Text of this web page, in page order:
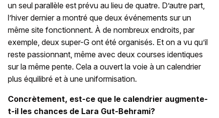
un seul parallèle est prévu au lieu de quatre. D’autre part,
l’hiver dernier a montré que deux événements sur un
même site fonctionnent. À de nombreux endroits, par
exemple, deux super-G ont été organisés. Et on a vu qu’il
reste passionnant, même avec deux courses identiques
sur la même pente. Cela a ouvert la voie à un calendrier
plus équilibré et à une uniformisation.
Concrètement, est-ce que le calendrier augmente-
t-il les chances de Lara Gut-Behrami?